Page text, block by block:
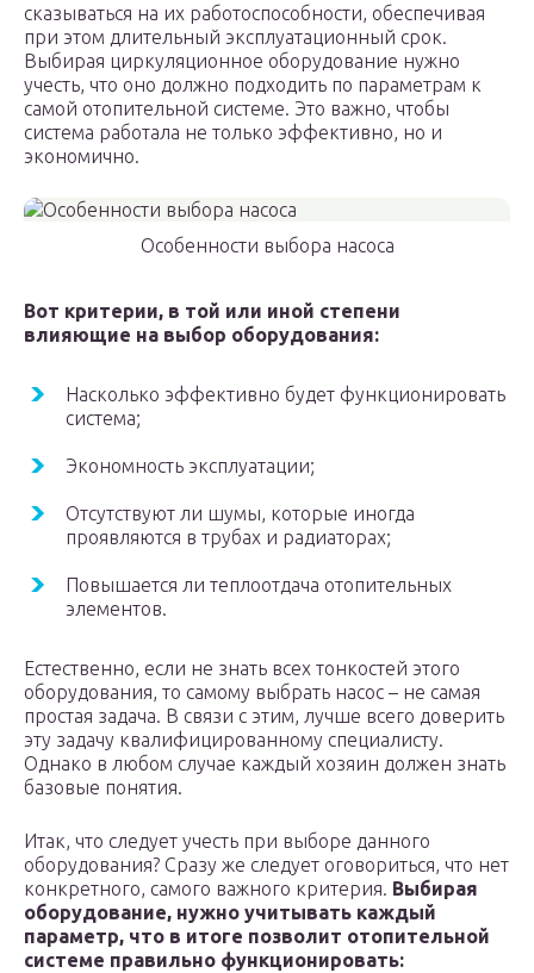
сказываться на их работоспособности, обеспечивая
при этом длительный эксплуатационный срок.
Выбирая циркуляционное оборудование нужно
учесть, что оно должно подходить по параметрам к
самой отопительной системе. Это важно, чтобы
система работала не только эффективно, но и
экономично.
Особенности выбора насоса
Вот критерии, в той или иной степени
влияющие на выбор оборудования:
Насколько эффективно будет функционировать
система;
Экономность эксплуатации;
Отсутствуют ли шумы, которые иногда
проявляются в трубах и радиаторах;
Повышается ли теплоотдача отопительных
элементов.
Естественно, если не знать всех тонкостей этого
оборудования, то самому выбрать насос – не самая
простая задача. В связи с этим, лучше всего доверить
эту задачу квалифицированному специалисту.
Однако в любом случае каждый хозяин должен знать
базовые понятия.
Итак, что следует учесть при выборе данного
оборудования? Сразу же следует оговориться, что нет
конкретного, самого важного критерия. Выбирая
оборудование, нужно учитывать каждый
параметр, что в итоге позволит отопительной
системе правильно функционировать: